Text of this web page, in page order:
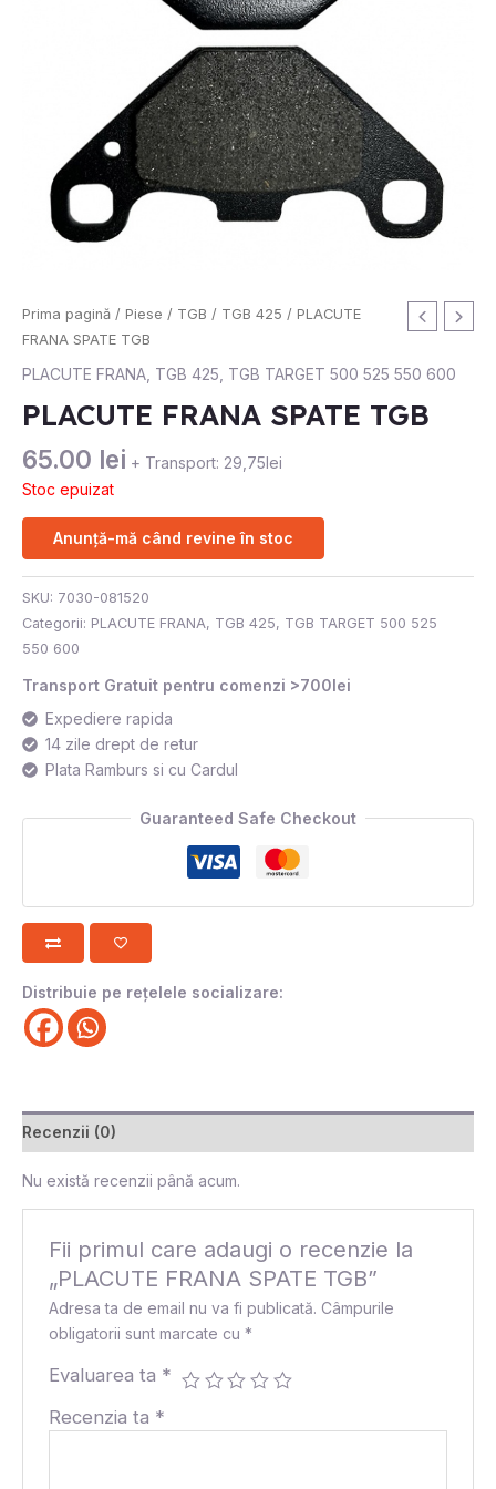
Prima pagină / Piese / TGB / TGB 425 / PLACUTE
FRANA SPATE TGB
PLACUTE FRANA TGB 425 TGB TARGET 500 525 550 600
PLACUTE FRANA SPATE TGB
65.00 lei + Transport: 29,75lei
Stoc epuizat
Anunță-mă când revine în stoc
SKU: 7030-081520
Categorii: PLACUTE FRANA, TGB 425, TGB TARGET 500 525
550 600
Transport Gratuit pentru comenzi >700lei
Expediere rapida
14 zile drept de retur
Plata Ramburs si cu Cardul
Guaranteed Safe Checkout
Distribuie pe rețelele socializare:
Recenzii (0)
Nu există recenzii până acum.
Fii primul care adaugi o recenzie la
„PLACUTE FRANA SPATE TGB”
Adresa ta de email nu va fi publicată. Câmpurile
obligatorii sunt marcate cu*
Evaluarea ta *
Recenzia ta *